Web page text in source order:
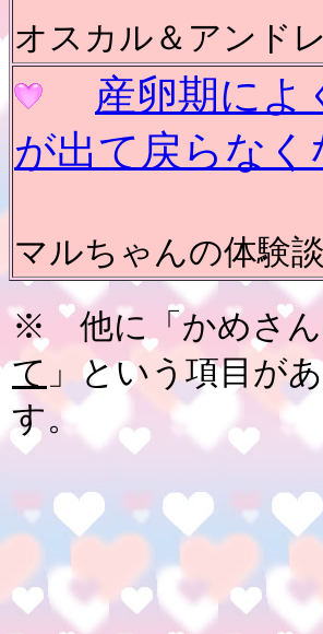
オスカル＆アンド
産卵期に
が出て戻らな
マルちゃんの体験談
※ 他に
「かめさ
て 」 という項目が
す。